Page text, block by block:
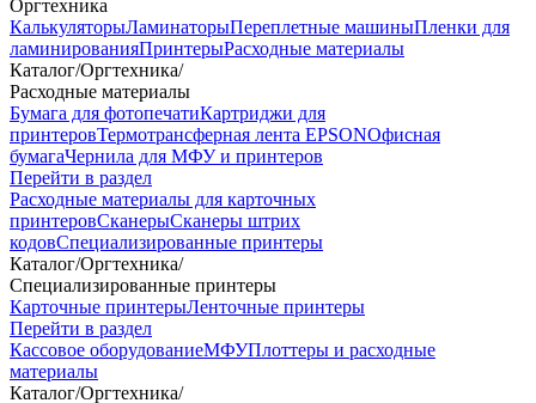
Оргтехника
КалькуляторыЛаминаторыПереплетные машиныПленки для
ламинированияПринтерыРасходные материалы
Каталог/Оргтехника/
Расходные материалы
Бумага для фотопечатиКартриджи для
принтеровТермотрансферная лента EPSONОфисная
бумагаЧернила для МФУ и принтеров
Перейти в раздел
Расходные материалы для карточных
принтеровСканерыСканеры штрих
кодовСпециализированные принтеры
Каталог/Оргтехника/
Специализированные принтеры
Карточные принтерыЛенточные принтеры
Перейти в раздел
Кассовое оборудованиеМФУПлоттеры и расходные
материалы
Каталог/Оргтехника/